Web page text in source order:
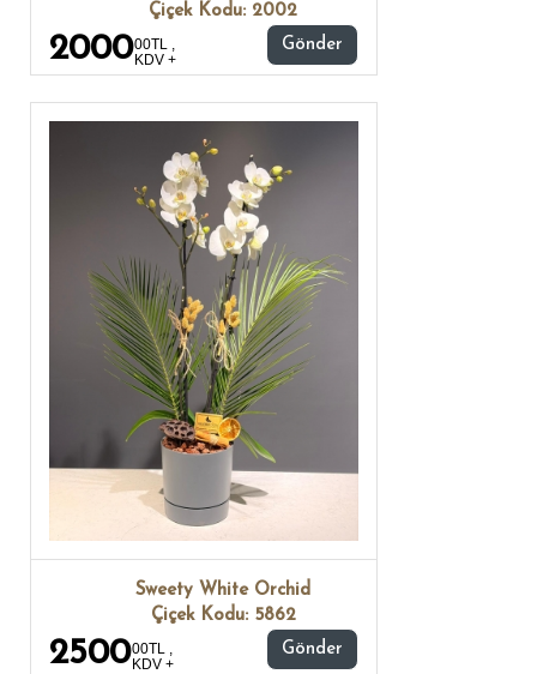
Çiçek Kodu: 2002
200000TL ,
KDV +
Gönder
Sweety White Orchid
Çiçek Kodu: 5862
250000TL ,
KDV +
Gönder